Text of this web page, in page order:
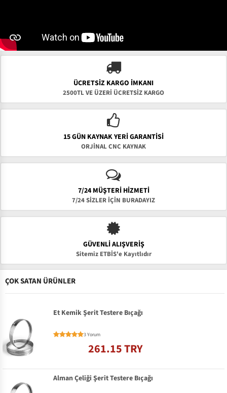
ÜCRETSIZ KARGO İMKANI
2500TL VE ÜZERİ ÜCRETSİZ KARGO
15 GÜN KAYNAK YERI GARANTISI
ORJİNAL CNC KAYNAK
7/24 MÜŞTERİ HİZMETİ
7/24 SİZLER İÇİN BURADAYIZ
GÜVENLI ALIŞVERIŞ
Sitemiz ETBİS'e Kayıtlıdır
ÇOK SATAN ÜRÜNLER
Et Kemik Şerit Testere Bıçağı
3 Yorum
261.15 TRY
Alman Çeliği Şerit Testere Bıçağı